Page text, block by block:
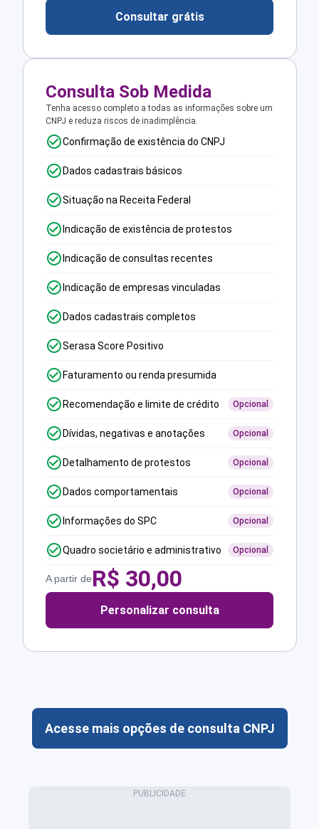
Consultar grátis
Consulta Sob Medida
Tenha acesso completo a todas as informações sobre um
CNPJ e reduza riscos de inadimplência.
Confirmação de existência do CNPJ
Dados cadastrais básicos
Situação na Receita Federal
Indicação de existência de protestos
Indicação de consultas recentes
Indicação de empresas vinculadas
Dados cadastrais completos
Serasa Score Positivo
Faturamento ou renda presumida
Recomendação e limite de crédito Opcional
Dívidas, negativas e anotações Opcional
Detalhamento de protestos Opcional
Dados comportamentais Opcional
Informações do SPC Opcional
Quadro societário e administrativo Opcional
A partir deR$ 30,00
Personalizar consulta
Acesse mais opções de consulta CNPJ